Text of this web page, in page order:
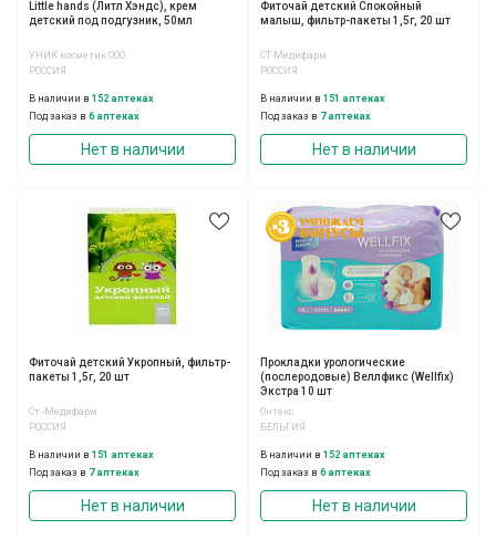
Little hands (Литл Хэндс), крем
детский под подгузник, 50мл
УНИК косметик ООО
РОССИЯ
В наличии в 152 аптеках
Под заказ в 6 аптеках
Нет в наличии
Фиточай детский Спокойный
малыш, фильтр-пакеты 1,5г, 20 шт
СТ-Медифарм
РОССИЯ
В наличии в 151 аптеках
Под заказ в 7 аптеках
Нет в наличии
Фиточай детский Укропный, фильтр-
пакеты 1,5г, 20 шт
Ст.-Медифарм
РОССИЯ
В наличии в 151 аптеках
Под заказ в 7 аптеках
Нет в наличии
Прокладки урологические
(послеродовые) Веллфикс (Wellfix)
Экстра 10 шт
Онтекс
БЕЛЬГИЯ
В наличии в 152 аптеках
Под заказ в 6 аптеках
Нет в наличии